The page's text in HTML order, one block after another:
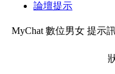
論壇提示
MyChat 數位男女 提示